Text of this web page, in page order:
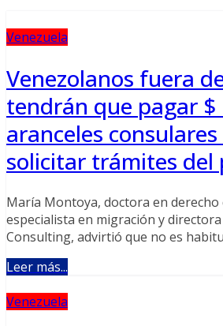
Venezuela
Venezolanos fuera
tendrán que pagar $
aranceles
solicitar trámites del
María Montoya, doctora en
especialista en migración y
Consulting, advirtió que no es
Leer más...
Venezuela